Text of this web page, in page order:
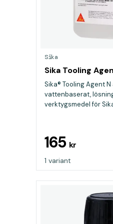
Sika
Sika Tooling
Sika® Tooling Agent
vattenbaserat,
verktygsmedel för
165 kr
1 variant